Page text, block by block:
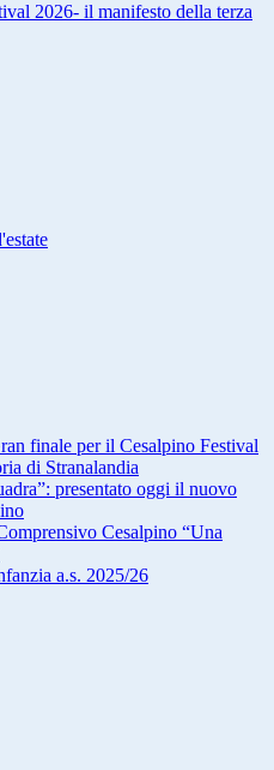
2026- il manifesto della terza
finale per il Cesalpino Festival
di Stranalandia
presentato oggi il nuovo
Cesalpino “Una
a.s. 2025/26